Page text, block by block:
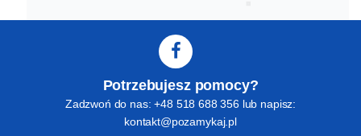
Potrzebujesz pomocy?
Zadzwoń do nas: +48 518 688 356 lub napisz:
kontakt@pozamykaj.pl